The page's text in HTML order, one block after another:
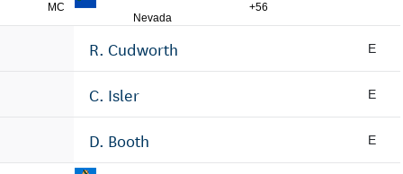
MC
Nevada
+56
R. Cudworth E
C. Isler E
D. Booth E